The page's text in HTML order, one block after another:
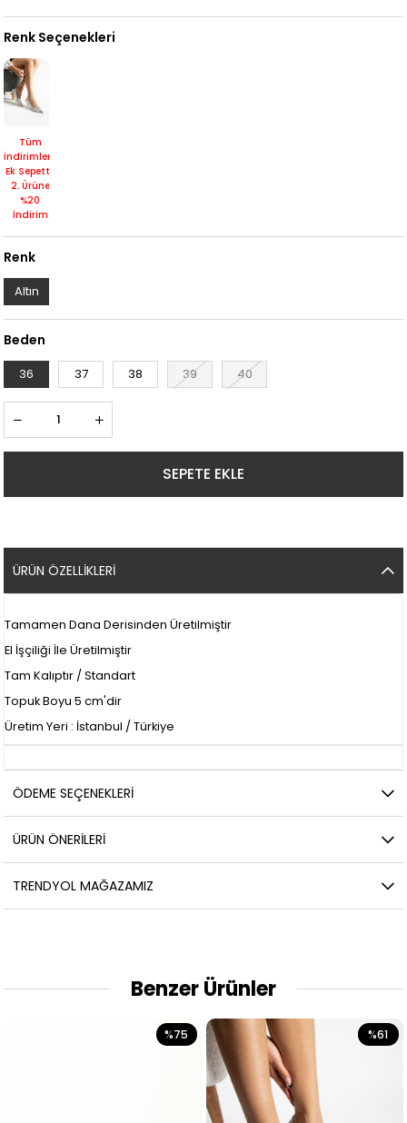
Renk Seçenekleri
Tüm
İndirimlere
Ek Sepette
2. Ürüne
%20
İndirim
Renk
Altın
Beden
36 37 38 39 40
ÜRÜN ÖZELLIKLERI
Tamamen Dana Derisinden Üretilmiştir
El İşçiliği İle Üretilmiştir
Tam Kalıptır / Standart
Topuk Boyu 5 cm'dir
Üretim Yeri : İstanbul / Türkiye
ÖDEME SEÇENEKLERI
ÜRÜN ÖNERILERI
TRENDYOL MAĞAZAMIZ
Benzer Ürünler
%75 %61